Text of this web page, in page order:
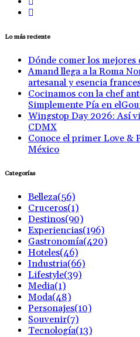
Lo más reciente
Dónde comer los mejores
Amand llega a la Roma
artesanal y esencia
Cocinamos con la chef
Simplemente Pía en
Wingstop Day 2026: Así
CDMX
Conoce el primer Love &
México
Categorías
Belleza(56)
Cruceros(1)
Destinos(90)
Experiencias(196)
Gastronomía(420)
Hoteles(46)
Industria(66)
Lifestyle(39)
Media(1)
Moda(48)
Personajes(10)
Souvenir(7)
Tecnología(13)